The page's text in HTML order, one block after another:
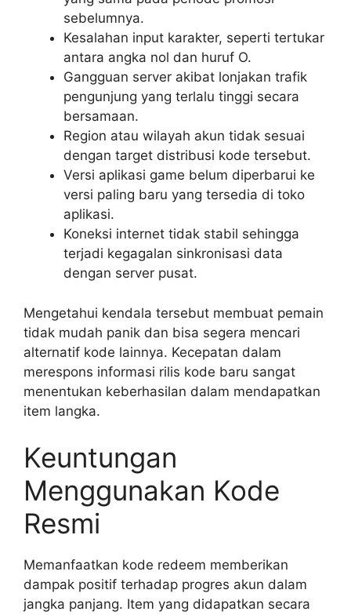
sebelumnya.
Kesalahan input karakter, seperti tertukar
antara angka nol dan huruf O.
Gangguan server akibat lonjakan trafik
pengunjung yang terlalu tinggi secara
bersamaan.
Region atau wilayah akun tidak sesuai
dengan target distribusi kode tersebut.
Versi aplikasi game belum diperbarui ke
versi paling baru yang tersedia di toko
aplikasi.
Koneksi internet tidak stabil sehingga
terjadi kegagalan sinkronisasi data
dengan server pusat.
Mengetahui kendala tersebut membuat pemain
tidak mudah panik dan bisa segera mencari
alternatif kode lainnya. Kecepatan dalam
merespons informasi rilis kode baru sangat
menentukan keberhasilan dalam mendapatkan
item langka.
Keuntungan
Menggunakan Kode
Resmi
Memanfaatkan kode redeem memberikan
dampak positif terhadap progres akun dalam
jangka panjang. Item yang didapatkan secara